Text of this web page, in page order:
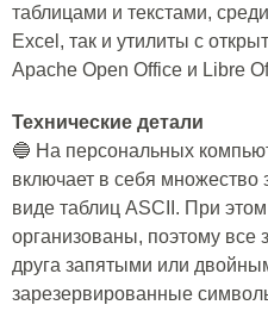
таблицами и текстами,
Excel, так и утилиты с
Apache Open Office и Libre
Технические детали
🔵 На персональных
включает в себя множество
виде таблиц ASCII. При этом
организованы, поэтому все
друга запятыми или
зарезервированные